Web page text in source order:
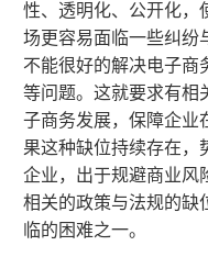
性、透明化、公开化，
场更容易面临一些纠纷
不能很好的解决电子商
等问题。这就要求有相
子商务发展，保障企业
果这种缺位持续存在，
企业， 出于规避商业风
相关的政策与法规的缺
临的困难之一。